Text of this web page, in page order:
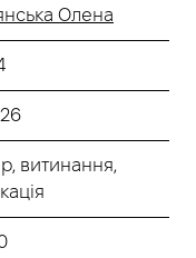
Олена
витинання,